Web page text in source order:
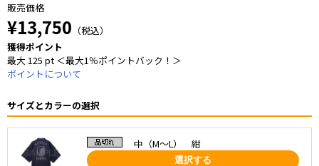
販売価格
¥13,750 （税込）
獲得ポイント
最大 125 pt ＜最大1％ポイントバック！＞
ポイントについて
サイズとカラーの選択
中（M～L） 紺
選択する